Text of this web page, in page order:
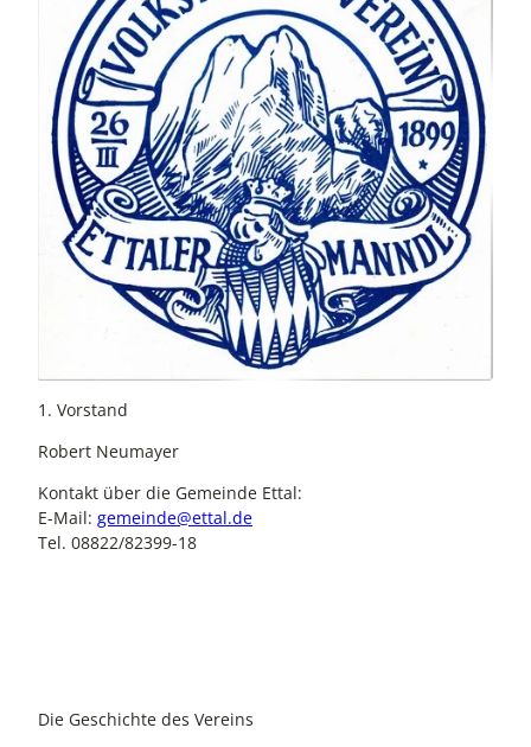
1. Vorstand
Robert Neumayer
Kontakt über die Gemeinde Ettal:
E-Mail: gemeinde@ettal.de
Tel. 08822/82399-18
Die Geschichte des Vereins